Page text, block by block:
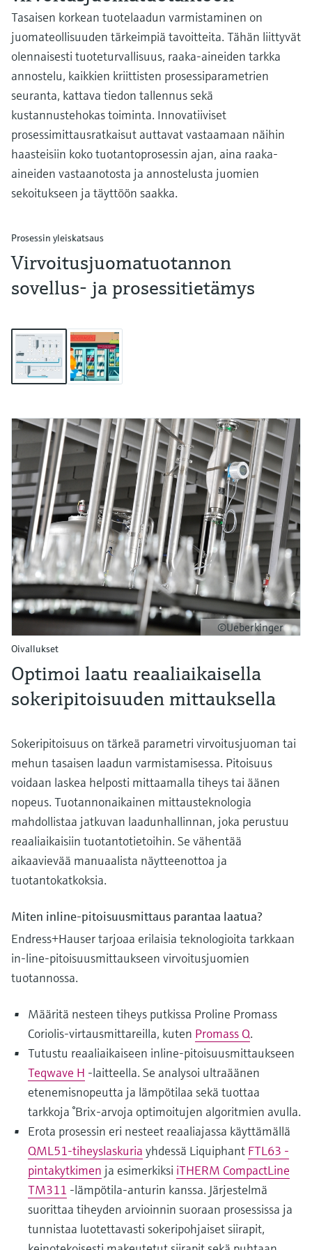
Tasaisen korkean tuotelaadun varmistaminen on
juomateollisuuden tärkeimpiä tavoitteita. Tähän liittyvät
olennaisesti tuoteturvallisuus, raaka-aineiden tarkka
annostelu, kaikkien kriittisten prosessiparametrien
seuranta, kattava tiedon tallennus sekä
kustannustehokas toiminta. Innovatiiviset
prosessimittausratkaisut auttavat vastaamaan näihin
haasteisiin koko tuotantoprosessin ajan, aina raaka-
aineiden vastaanotosta ja annostelusta juomien
sekoitukseen ja täyttöön saakka.
Prosessin yleiskatsaus
Virvoitusjuomatuotannon
sovellus- ja prosessitietämys
©Ueberkinger
Oivallukset
Optimoi laatu reaaliaikaisella
sokeripitoisuuden mittauksella
Sokeripitoisuus on tärkeä parametri virvoitusjuoman tai
mehun tasaisen laadun varmistamisessa. Pitoisuus
voidaan laskea helposti mittaamalla tiheys tai äänen
nopeus. Tuotannonaikainen mittausteknologia
mahdollistaa jatkuvan laadunhallinnan, joka perustuu
reaaliaikaisiin tuotantotietoihin. Se vähentää
aikaavievää manuaalista näytteenottoa ja
tuotantokatkoksia.
Miten inline-pitoisuusmittaus parantaa laatua?
Endress+Hauser tarjoaa erilaisia teknologioita tarkkaan
in-line-pitoisuusmittaukseen virvoitusjuomien
tuotannossa.
Määritä nesteen tiheys putkissa Proline Promass
Coriolis-virtausmittareilla, kuten Promass Q.
Tutustu reaaliaikaiseen inline-pitoisuusmittaukseen
Teqwave H -laitteella. Se analysoi ultraäänen
etenemisnopeutta ja lämpötilaa sekä tuottaa
tarkkoja °Brix-arvoja optimoitujen algoritmien avulla.
Erota prosessin eri nesteet reaaliajassa käyttämällä
QML51-tiheyslaskuria yhdessä Liquiphant FTL63 -
pintakytkimen ja esimerkiksi iTHERM CompactLine
TM311 -lämpötila-anturin kanssa. Järjestelmä
suorittaa tiheyden arvioinnin suoraan prosessissa ja
tunnistaa luotettavasti sokeripohjaiset siirapit,